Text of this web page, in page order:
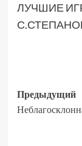
ЛУЧШИЕ
Предыдущий